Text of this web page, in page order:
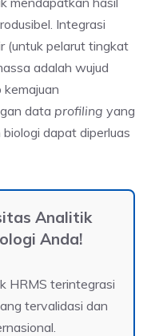
Integrasi
(untuk pelarut tingkat
adalah wujud
data profiling yang
dapat diperluas
Analitik
Anda!
HRMS terintegrasi
tervalidasi dan